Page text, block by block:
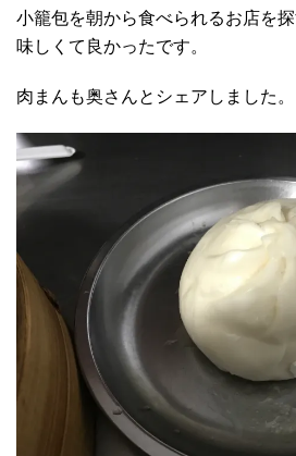
小籠包を朝から食べられるお店を
味しくて良かったです。
肉まんも奥さんとシェアしました。